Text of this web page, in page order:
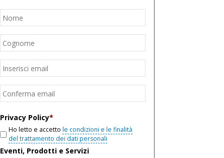
Nome
Email
Privacy Policy*
Ho letto e accetto le condizioni e le finalità
del trattamento dei dati personali
Eventi, Prodotti e Servizi